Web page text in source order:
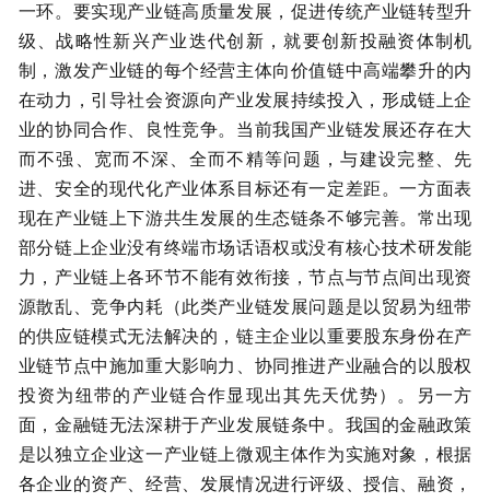
一环。要实现产业链高质量发展，促进传统产业链转型升
级、战略性新兴产业迭代创新，就要创新投融资体制机
制，激发产业链的每个经营主体向价值链中高端攀升的内
在动力，引导社会资源向产业发展持续投入，形成链上企
业的协同合作、良性竞争。当前我国产业链发展还存在大
而不强、宽而不深、全而不精等问题，与建设完整、先
进、安全的现代化产业体系目标还有一定差距。一方面表
现在产业链上下游共生发展的生态链条不够完善。常出现
部分链上企业没有终端市场话语权或没有核心技术研发能
力，产业链上各环节不能有效衔接，节点与节点间出现资
源散乱、竞争内耗（此类产业链发展问题是以贸易为纽带
的供应链模式无法解决的，链主企业以重要股东身份在产
业链节点中施加重大影响力、协同推进产业融合的以股权
投资为纽带的产业链合作显现出其先天优势）。另一方
面，金融链无法深耕于产业发展链条中。我国的金融政策
是以独立企业这一产业链上微观主体作为实施对象，根据
各企业的资产、经营、发展情况进行评级、授信、融资，